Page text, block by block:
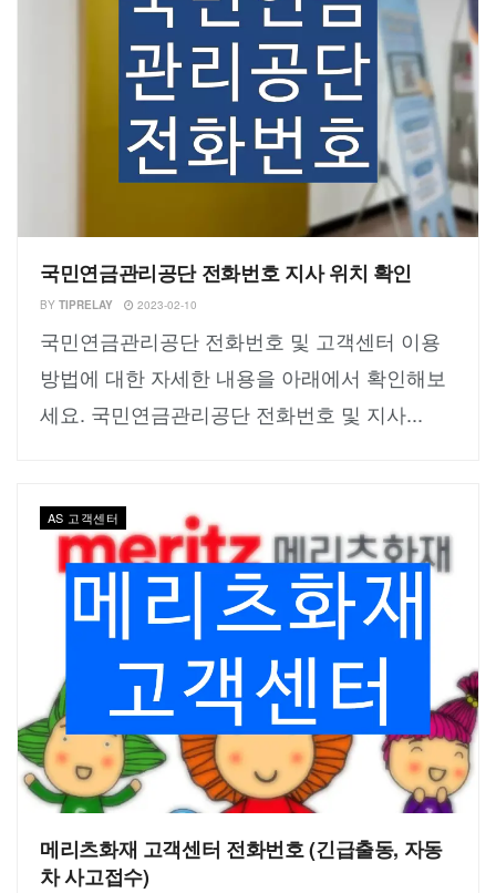
국민연금관리공단 전화번호 지사 위치 확인
BY TIPRELAY 2023-02-10
국민연금관리공단 전화번호 및 고객센터 이용
방법에 대한 자세한 내용을 아래에서 확인해보
세요. 국민연금관리공단 전화번호 및 지사...
AS 고객센터
메리츠화재 고객센터 전화번호 (긴급출동, 자동
차 사고접수)